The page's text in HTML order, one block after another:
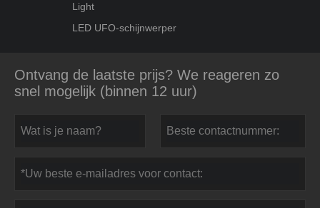
Light
LED UFO-schijnwerper
Ontvang de laatste prijs? We reageren zo
snel mogelijk (binnen 12 uur)